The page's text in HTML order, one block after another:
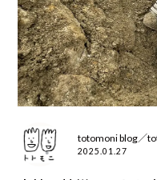
totomoni blog／
2025.01.27